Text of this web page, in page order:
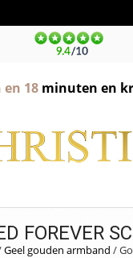
en 18minuten en
FOREVER
Geel gouden armband /